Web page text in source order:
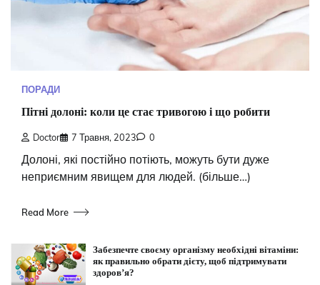
ПОРАДИ
Пітні долоні: коли це стає тривогою і що робити
Doctor 7 Травня, 2023 0
Долоні, які постійно потіють, можуть бути дуже
неприємним явищем для людей. (більше…)
Read More
Забезпечте своєму організму необхідні вітаміни:
як правильно обрати дієту, щоб підтримувати
здоров’я?